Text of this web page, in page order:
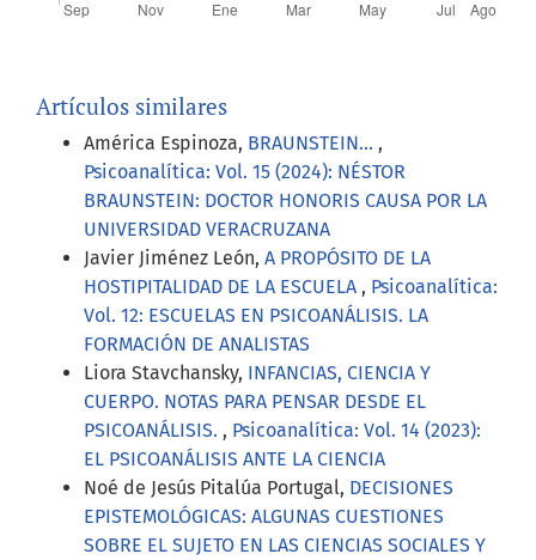
Artículos similares
América Espinoza, BRAUNSTEIN... ,
Psicoanalítica: Vol. 15 (2024): NÉSTOR
BRAUNSTEIN: DOCTOR HONORIS CAUSA POR LA
UNIVERSIDAD VERACRUZANA
Javier Jiménez León, A PROPÓSITO DE LA
HOSTIPITALIDAD DE LA ESCUELA , Psicoanalítica:
Vol. 12: ESCUELAS EN PSICOANÁLISIS. LA
FORMACIÓN DE ANALISTAS
Liora Stavchansky, INFANCIAS, CIENCIA Y
CUERPO. NOTAS PARA PENSAR DESDE EL
PSICOANÁLISIS. , Psicoanalítica: Vol. 14 (2023):
EL PSICOANÁLISIS ANTE LA CIENCIA
Noé de Jesús Pitalúa Portugal, DECISIONES
EPISTEMOLÓGICAS: ALGUNAS CUESTIONES
SOBRE EL SUJETO EN LAS CIENCIAS SOCIALES Y